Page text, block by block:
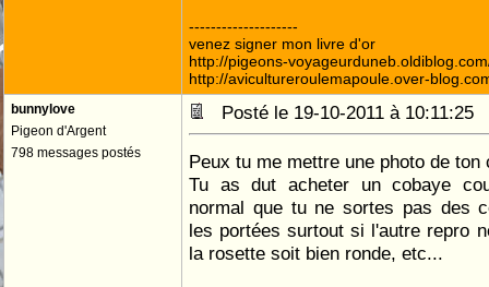
--------------------
venez signer mon livre d'or
http://pigeons-
http://avicultureroulemapoule.over-
bunnylove
Pigeon d'Argent
798 messages postés
Posté le 19-10-2011 à 10:11:25
Peux tu me mettre une photo de ton
Tu as dut acheter un cobaye
normal que tu ne sortes pas des
les portées surtout si l'autre repro
la rosette soit bien ronde, etc...